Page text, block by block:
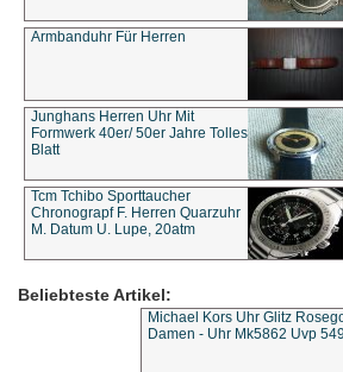
Armbanduhr Für Herren
Junghans Herren Uhr Mit
Formwerk 40er/ 50er Jahre Tolles
Blatt
Tcm Tchibo Sporttaucher
Chronograpf F. Herren Quarzuhr
M. Datum U. Lupe, 20atm
Beliebteste Artikel:
Michael Kors Uhr Glitz
Damen - Uhr Mk5862 Uvp